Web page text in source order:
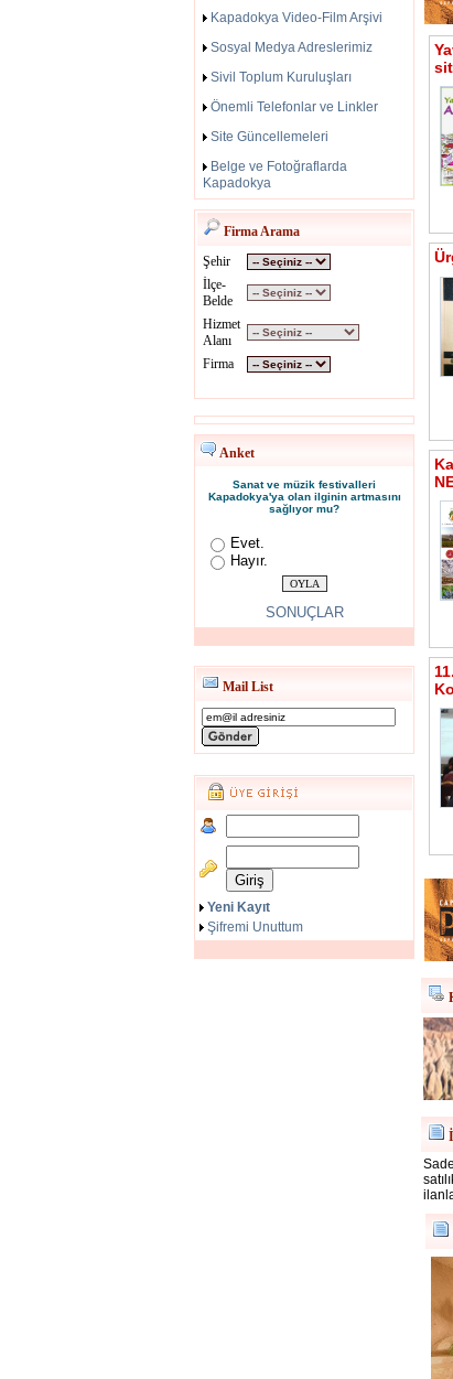
Kapadokya Video-Film Arşivi
Sosyal Medya Adreslerimiz
Sivil Toplum Kuruluşları
Önemli Telefonlar ve Linkler
Site Güncellemeleri
Belge ve Fotoğraflarda
Kapadokya
Firma Arama
Şehir
İlçe-
Belde
Hizmet
Alanı
Firma
Anket
Sanat ve müzik festivalleri
Kapadokya'ya olan ilginin artmasını
sağlıyor mu?
Evet.
Hayır.
SONUÇLAR
Mail List
Yeni Kayıt
Şifremi Unuttum